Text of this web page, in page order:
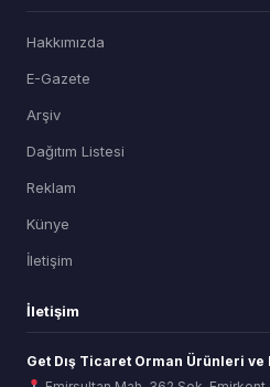
Hakkımızda
E-Gazete
Arşiv
Dağıtım Listesi
Reklam
Künye
İletişim
İletişim
Get Dış Ticaret Orman Ürünleri ve